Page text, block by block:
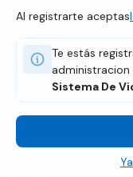
Al registrarte aceptas
Te estás
Sistema De